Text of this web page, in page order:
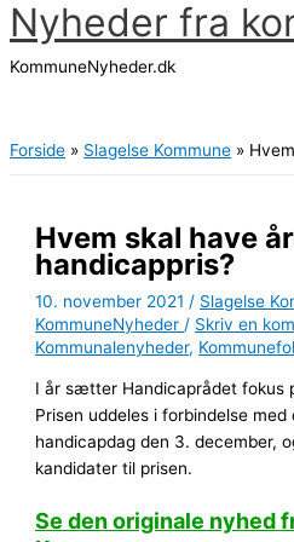
Gå
til
indholdet
Nyheder fra
KommuneNyheder.dk
Forside
Slagelse Kommune
Hvem skal have
handicappris?
10. november 2021 / Slagelse
KommuneNyheder / Skriv en
Kommunalenyheder,
I år sætter Handicaprådet fokus
Prisen uddeles i forbindelse
handicapdag den 3. december,
kandidater til prisen.
Se den originale nyhed